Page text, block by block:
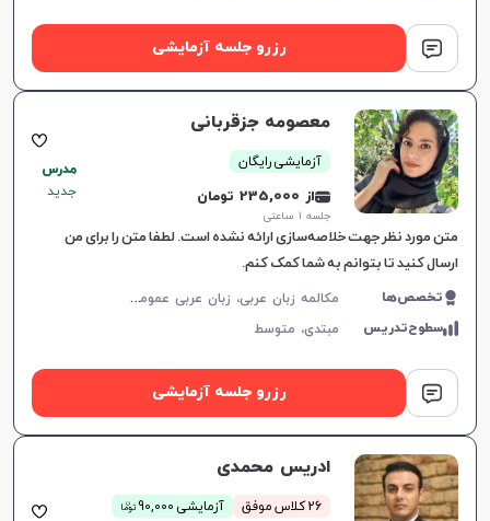
رزرو جلسه آزمایشی
معصومه جزقربانی
آزمایشی رایگان
از 235,000 تومان
جلسه ۱ ساعتی
مدرس
جدید
متن مورد نظر جهت خلاصه‌سازی ارائه نشده است. لطفا متن را برای من
ارسال کنید تا بتوانم به شما کمک کنم.
تخصص‌ها م
کالمه زبان عربی، زبان عربی عمومی، زبان عربی کودکان، زبان عربی هفتم دبیرستان، زبان عربی هشتم دبیرستان، زبان عربی نهم دبیرستان، زبان عربی دهم دبیرستان، زبان عربی یازدهم دبیرستان، زبان عربی دوازدهم دبیرستان، زبان عربی کنکور سراسری، عربی فصیح
سطوح‌تدریس مبتدی، متوسط
رزرو جلسه آزمایشی
ادریس محمدی
26 کلاس موفق آزمایشی 90,000 توما
ن